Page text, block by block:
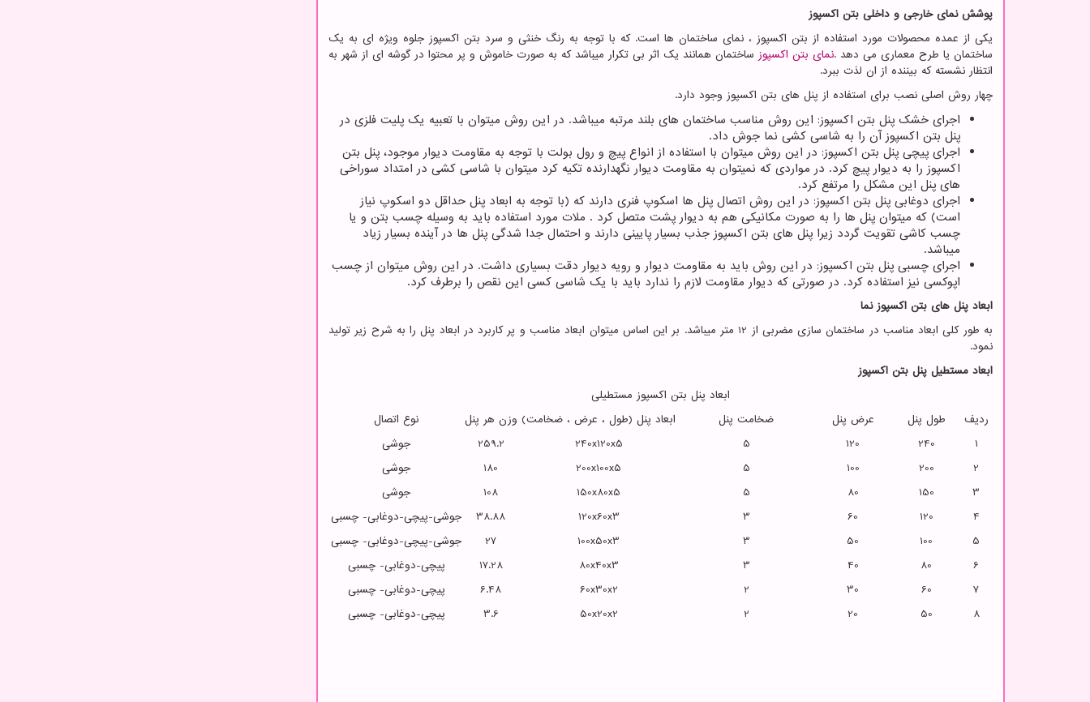
پوشش نمای خارجی و داخلی بتن اکسپوز
یکی از عمده محصولات مورد استفاده از بتن اکسپوز ، نمای ساختمان ها است. که با توجه به رنگ خنثی و سرد بتن اکسپوز جلوه ویژه ای به یک
ساختمان یا طرح معماری می دهد .نمای بتن اکسپوز ساختمان همانند یک اثر بی تکرار میباشد که به صورت خاموش و پر محتوا در گوشه ای از شهر به
انتظار نشسته که بیننده از ان لذت ببرد.
چهار روش اصلی نصب برای استفاده از پنل های بتن اکسپوز وجود دارد.
اجرای خشک پنل بتن اکسپوز: این روش مناسب ساختمان های بلند مرتبه میباشد. در این روش میتوان با تعبیه یک پلیت فلزی در
پنل بتن اکسپوز آن را به شاسی کشی نما جوش داد.
اجرای پیچی پنل بتن اکسپوز: در این روش میتوان با استفاده از انواع پیچ و رول بولت با توجه به مقاومت دیوار موجود، پنل بتن
اکسپوز را به دیوار پیچ کرد. در مواردی که نمیتوان به مقاومت دیوار نگهدارنده تکیه کرد میتوان با شاسی کشی در امتداد سوراخی
های پنل این مشکل را مرتفع کرد.
اجرای دوغابی پنل بتن اکسپوز: در این روش اتصال پنل ها اسکوپ فنری دارند که (با توجه به ابعاد پنل حداقل دو اسکوپ نیاز
است) که میتوان پنل ها را به صورت مکانیکی هم به دیوار پشت متصل کرد . ملات مورد استفاده باید به وسیله چسب بتن و یا
چسب کاشی تقویت گردد زیرا پنل های بتن اکسپوز جذب بسیار پایینی دارند و احتمال جدا شدگی پنل ها در آینده بسیار زیاد
میباشد.
اجرای چسبی پنل بتن اکسپوز: در این روش باید به مقاومت دیوار و رویه دیوار دقت بسیاری داشت. در این روش میتوان از چسب
اپوکسی نیز استفاده کرد. در صورتی که دیوار مقاومت لازم را ندارد باید با یک شاسی کسی این نقص را برطرف کرد.
ابعاد پنل های بتن اکسپوز نما
به طور کلی ابعاد مناسب در ساختمان سازی مضربی از 12 متر میباشد. بر این اساس میتوان ابعاد مناسب و پر کاربرد در ابعاد پنل را به شرح زیر تولید
نمود.
ابعاد مستطیل پنل بتن اکسپوز
ابعاد پنل بتن اکسپوز مستطیلی
ردیف
طول پنل عرض پنل ضخامت پنل ابعاد پنل (طول ، عرض ، ضخامت) وزن هر پنل
نوع اتصال
1
240
120
5
240x120x5
259.2
جوشی
2
200
100
5
200x100x5
180
جوشی
3
150
80
5
150x80x5
108
جوشی
4
120
60
3
120x60x3
38.88
جوشی-پیچی-دوغابی- چسبی
5
100
50
3
100x50x3
27
جوشی-پیچی-دوغابی- چسبی
6
80
40
3
80x40x3
17.28
پیچی-دوغابی- چسبی
7
60
30
2
60x30x2
6.48
پیچی-دوغابی- چسبی
8
50
20
2
50x20x2
3.6 پیچی-دوغابی- چسبی